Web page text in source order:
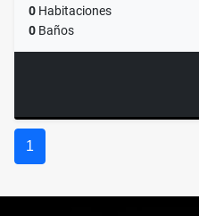
0 Habitaciones
0 Baños
1